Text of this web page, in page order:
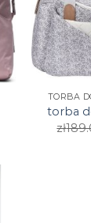
TORBA
torba
zł